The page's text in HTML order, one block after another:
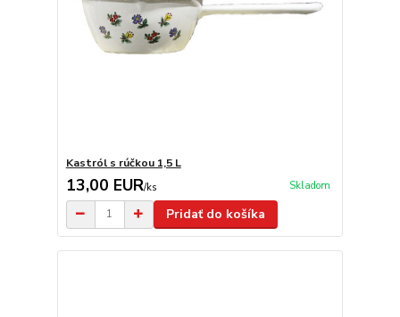
Kastról s rúčkou 1,5 L
13,00 EUR/ks Skladom
Pridať do košíka